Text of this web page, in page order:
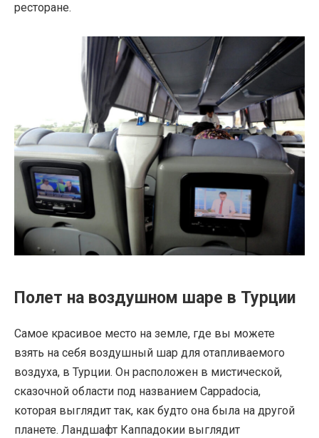
ресторане.
Полет на воздушном шаре в Турции
Самое красивое место на земле, где вы можете
взять на себя воздушный шар для отапливаемого
воздуха, в Турции. Он расположен в мистической,
сказочной области под названием Cappadocia,
которая выглядит так, как будто она была на другой
планете. Ландшафт Каппадокии выглядит